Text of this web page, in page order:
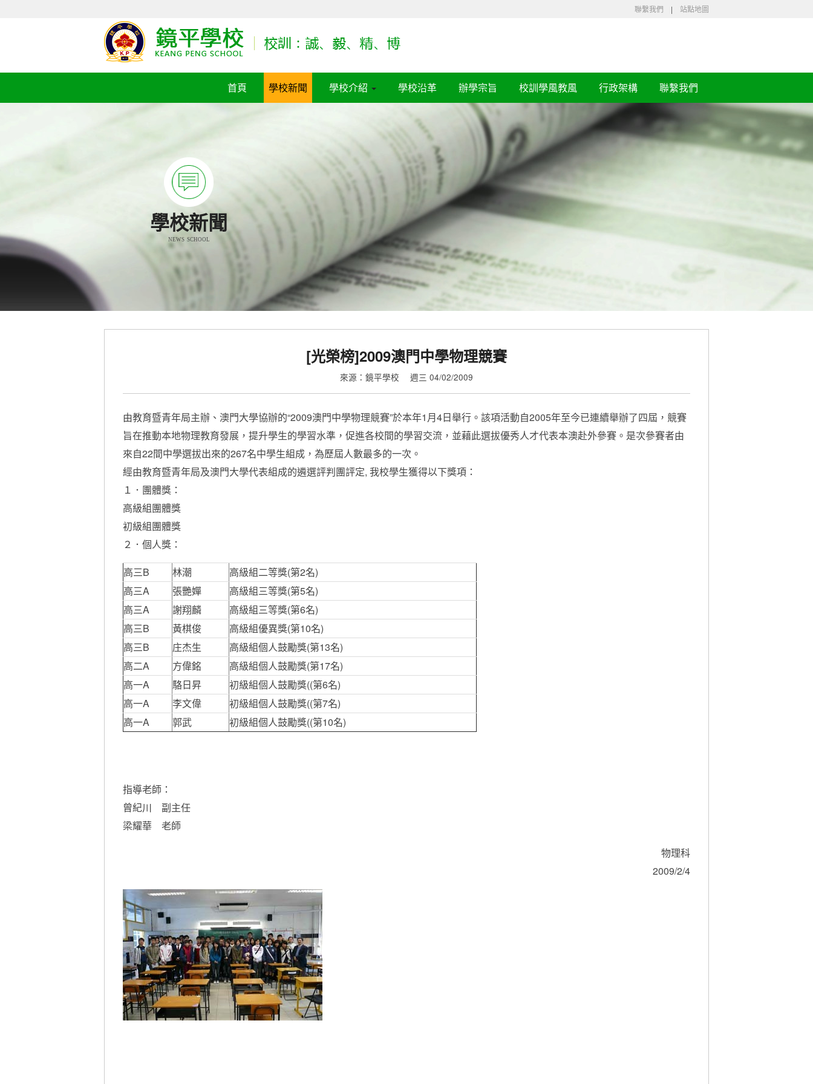
聯繫我們 | 站點地圖
首頁 學校新聞 學校介紹 學校沿革 辦學宗旨 校訓學風教風 行政架構 聯繫我們
學校新聞
NEWS SCHOOL
[光榮榜]2009澳門中學物理競賽
來源：鏡平學校 週三 04/02/2009
由教育暨青年局主辦、澳門大學協辦的“2009澳門中學物理競賽”於本年1月4日舉行。該項活動自2005年至今已連續舉辦了四屆，競賽
旨在推動本地物理教育發展，提升學生的學習水準，促進各校間的學習交流，並藉此選拔優秀人才代表本澳赴外參賽。是次參賽者由
來自22間中學選拔出來的267名中學生組成，為歷屆人數最多的一次。
經由教育暨青年局及澳門大學代表組成的遴選評判團評定, 我校學生獲得以下獎項：
１．團體獎：
高級組團體獎
初級組團體獎
２．個人獎：
高三B
林潮
高級組二等獎(第2名)
高三A
張艷嬋
高級組三等獎(第5名)
高三A
謝翔麟
高級組三等獎(第6名)
高三B
黃棋俊
高級組優異獎(第10名)
高三B
庄杰生
高級組個人鼓勵獎(第13名)
高二A
方偉銘
高級組個人鼓勵獎(第17名)
高一A
駱日昇
初級組個人鼓勵獎((第6名)
高一A
李文偉
初級組個人鼓勵獎((第7名)
高一A
郭武 初級組個人鼓勵獎((第10名)
指導老師：
曾紀川 副主任
梁耀華 老師
物理科
2009/2/4